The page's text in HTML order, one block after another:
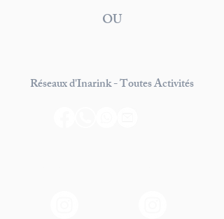
OU
Réseaux d'Inarink - Toutes Activités